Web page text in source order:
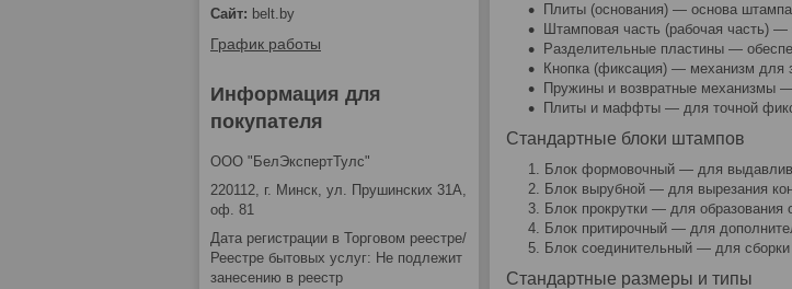
Плиты (основания) — основа
Штамповая часть (рабочая часть)
Разделительные пластины —
Кнопка (фиксация) — механизм для
Пружины и возвратные механизмы
Плиты и маффты — для точной
Стандартные блоки штампов
Блок формовочный — для
Блок вырубной — для вырезания
Блок прокрутки — для образования
Блок притирочный — для
Блок соединительный — для
Стандартные размеры и типы
belt.by
График работы
Информация для
покупателя
ООО "БелЭкспертТулс"
220112, г. Минск, ул. Прушинских 31А,
оф. 81
Дата регистрации в Торговом реестре/
Реестре бытовых услуг: Не подлежит
занесению в реестр